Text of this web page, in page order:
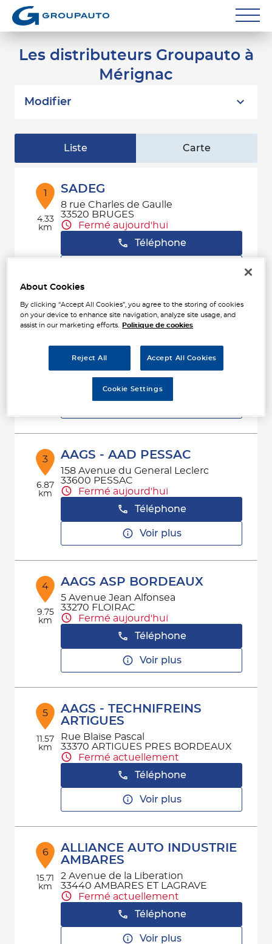
Carrossiers
Contact
Les distributeurs Groupauto à
Mérignac
Modifier
Liste Carte
1
4.33
km
SADEG
8 rue Charles de Gaulle
33520 BRUGES
Fermé aujourd'hui
Téléphone
2
5.56
ALLIANCE AUTO INDUSTRIE
EYSINES
306 Avenue du Taillan-Medoc
33320 EYSINES
Fermé actuellement
3
6.87
km
AAGS - AAD PESSAC
158 Avenue du General Leclerc
33600 PESSAC
Fermé aujourd'hui
Téléphone
Voir plus
4
9.75
km
AAGS ASP BORDEAUX
5 Avenue Jean Alfonsea
33270 FLOIRAC
Fermé aujourd'hui
Téléphone
Voir plus
5
11.57
km
AAGS - TECHNIFREINS
ARTIGUES
Rue Blaise Pascal
33370 ARTIGUES PRES BORDEAUX
Fermé actuellement
Téléphone
Voir plus
6
15.71
km
ALLIANCE AUTO INDUSTRIE
AMBARES
2 Avenue de la Liberation
33440 AMBARES ET LAGRAVE
Fermé actuellement
Téléphone
Voir plus
About Cookies
By clicking “Accept All Cookies”, you agree to the storing of cookies
on your device to enhance site navigation, analyze site usage, and
assist in our marketing efforts.
Politique de cookies
Reject All Accept All Cookies
Cookie Settings